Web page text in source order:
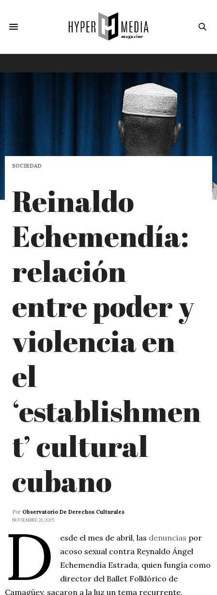
SOCIEDAD
Reinaldo
Echemendía:
relación
entre poder y
violencia en
el
‘establishmen
t’ cultural
cubano
Por Observatorio De Derechos Culturales
NOVIEMBRE 21, 2025
D esde el mes de abril, las denuncias por
acoso sexual contra Reynaldo Ángel
Echemendía Estrada, quien fungía como
director del Ballet Folklórico de
Camagüey, sacaron a la luz un tema recurrente.